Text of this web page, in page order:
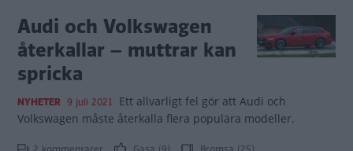
Audi och Volkswagen
återkallar – muttrar kan
spricka
NYHETER 9 juli 2021 Ett allvarligt fel gör att Audi och
Volkswagen måste återkalla flera populära modeller.